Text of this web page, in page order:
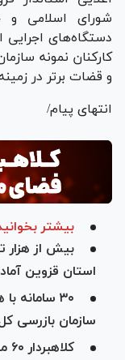
شورای اسلامی و
دستگاه‌های اجرایی
کارکنان نمونه
و قضات برتر در
انتهای پیام/
بیشتر
بیش از هزار
استان قزوین
۳۰ سامانه
سازمان بازرسی